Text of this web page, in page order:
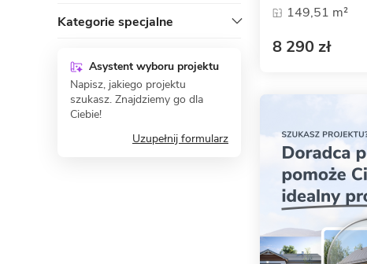
Kategorie specjalne
Asystent wyboru projektu
Napisz, jakiego projektu
szukasz. Znajdziemy go dla
Ciebie!
Uzupełnij formularz
149,51 m²
8 290 zł